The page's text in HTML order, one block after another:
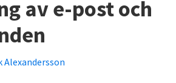
av e-post och
Alexandersson